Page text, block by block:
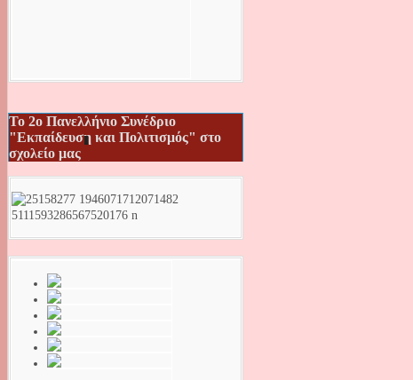
Το 2ο Πανελλήνιο Συνέδριο
"Εκπαίδευση και Πολιτισμός" στο
σχολείο μας